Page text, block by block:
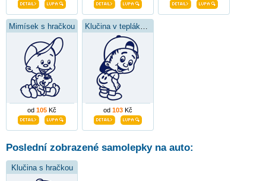
Mimísek s hračkou
od 105 Kč od 103 Kč
Poslední zobrazené samolepky na auto:
Klučina s hračkou